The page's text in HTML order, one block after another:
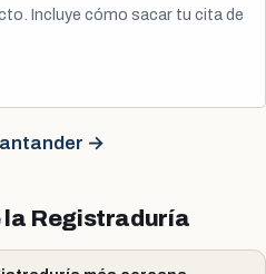
Incluye cómo sacar tu cita de
→
la Registraduría